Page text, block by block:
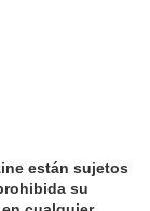
están sujetos
su